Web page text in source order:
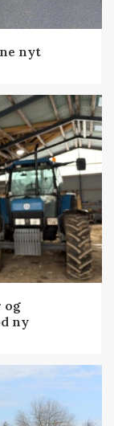
nyt
og
ny